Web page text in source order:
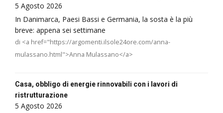
5 Agosto 2026
In Danimarca, Paesi Bassi e Germania, la sosta è la più
breve: appena sei settimane
di <a href="https://argomenti.ilsole24ore.com/anna-
mulassano.html">Anna Mulassano</a>
Casa, obbligo di energie rinnovabili con i lavori di
ristrutturazione
5 Agosto 2026